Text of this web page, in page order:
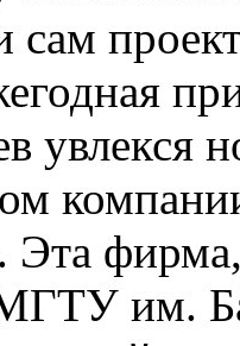
сам
увлекся
Эта
им.